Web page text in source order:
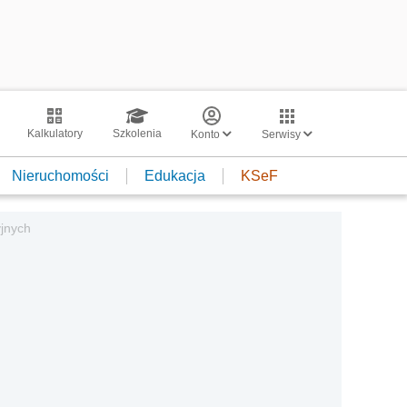
Kalkulatory Szkolenia Konto Serwisy
Nieruchomości Edukacja KSeF